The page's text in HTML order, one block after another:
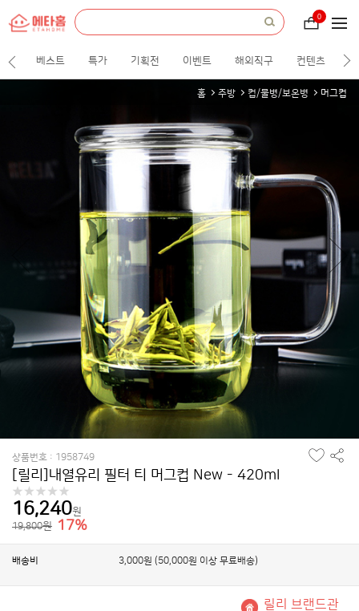
장
바
니
0
베스트 특가 기획전 이벤트 해외직구 컨텐츠
홈 주방 컵/물병/보온병 머그컵
상품번호 : 1958749
[릴리]내열유리 필터 티 머그컵 New - 420ml
16,240원
19,800원 17%
찜 공
배송비 3,000원 (50,000원 이상 무료배송)
릴리 브랜드관